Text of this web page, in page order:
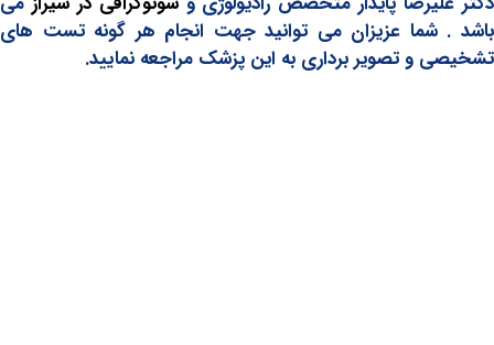
عزیزان می توانید جهت انجام هر گونه تست های
تصویر برداری به این پزشک مراجعه نمایید.